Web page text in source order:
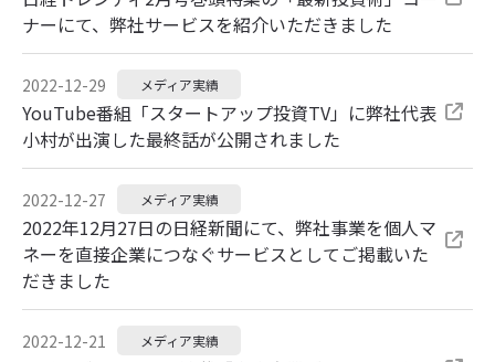
ナーにて、弊社サービスを紹介いただきました
2022-12-29 メディア実績
YouTube番組「スタートアップ投資TV」に弊社代表
小村が出演した最終話が公開されました
2022-12-27 メディア実績
2022年12月27日の日経新聞にて、弊社事業を個人マ
ネーを直接企業につなぐサービスとしてご掲載いた
だきました
2022-12-21 メディア実績